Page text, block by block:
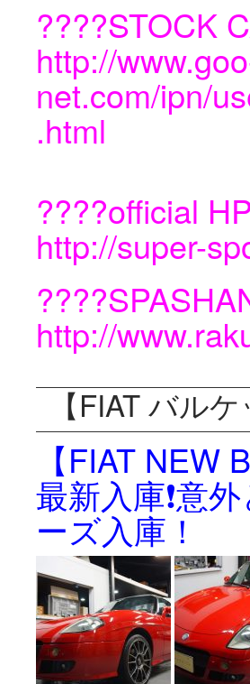
????STOCK
http://
net.com/ipn/
.html
????official
http://super-
http://
【FIAT バル
【FIAT NEW
最新入庫❗️意
ーズ入庫！